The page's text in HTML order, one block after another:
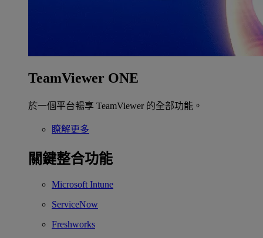
TeamViewer ONE
於一個平台暢享 TeamViewer 的全部功能。
瞭解更多
關鍵整合功能
Microsoft Intune
ServiceNow
Freshworks